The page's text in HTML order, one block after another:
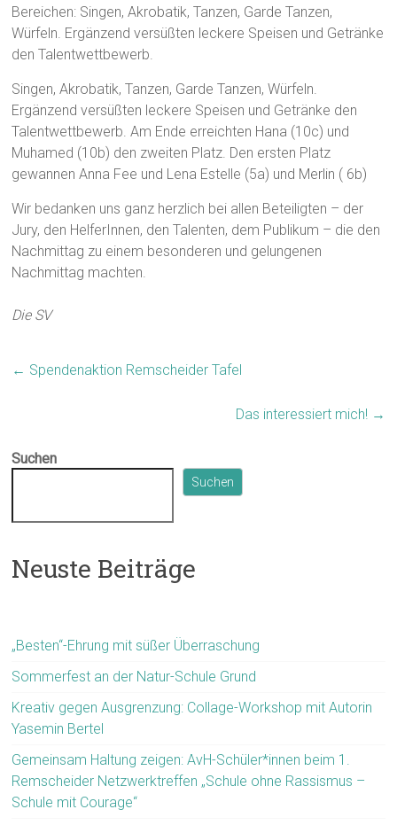
Bereichen: Singen, Akrobatik, Tanzen, Garde Tanzen,
Würfeln. Ergänzend versüßten leckere Speisen und Getränke
den Talentwettbewerb.
Singen, Akrobatik, Tanzen, Garde Tanzen, Würfeln.
Ergänzend versüßten leckere Speisen und Getränke den
Talentwettbewerb. Am Ende erreichten Hana (10c) und
Muhamed (10b) den zweiten Platz. Den ersten Platz
gewannen Anna Fee und Lena Estelle (5a) und Merlin ( 6b)
Wir bedanken uns ganz herzlich bei allen Beteiligten – der
Jury, den HelferInnen, den Talenten, dem Publikum – die den
Nachmittag zu einem besonderen und gelungenen
Nachmittag machten.
Die SV
← Spendenaktion Remscheider Tafel
Das interessiert mich! →
Suchen
Suchen
Neuste Beiträge
„Besten“-Ehrung mit süßer Überraschung
Sommerfest an der Natur-Schule Grund
Kreativ gegen Ausgrenzung: Collage-Workshop mit Autorin
Yasemin Bertel
Gemeinsam Haltung zeigen: AvH-Schüler*innen beim 1.
Remscheider Netzwerktreffen „Schule ohne Rassismus –
Schule mit Courage“